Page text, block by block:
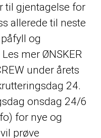
til gjentagelse for
allerede til neste
og
mer ØNSKER
under årets
24.
onsdag 24/6
for nye og
prøve